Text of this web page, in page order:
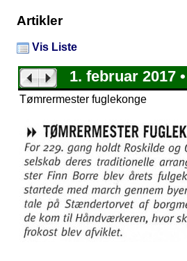
Artikler
Vis Liste
1. februar 2017
Tømrermester fuglekonge